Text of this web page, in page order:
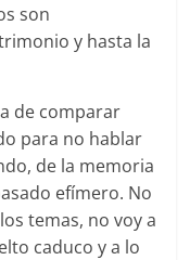
son
y hasta la
de comparar
para no hablar
de la memoria
efímero. No
temas, no voy a
caduco y a lo